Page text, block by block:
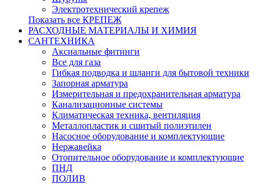
Электротехнический крепеж
Показать все КРЕПЕЖ
РАСХОДНЫЕ МАТЕРИАЛЫ И ХИМИЯ
САНТЕХНИКА
Аксиальные фитинги
Все для газа
Гибкая подводка и шланги для бытовой техники
Запорная арматура
Измерительная и предохранительная арматура
Канализационные системы
Климатическая техника, вентиляция
Металлопластик и сшитый полиэтилен
Насосное оборудование и комплектующие
Нержавейка
Отопительное оборудование и комплектующие
ПНД
ПОЛИВ